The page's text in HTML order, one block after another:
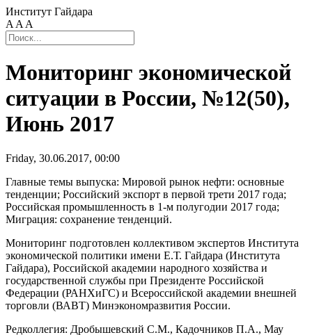
Институт Гайдара
A A A
Мониторинг экономической
ситуации в России, №12(50),
Июнь 2017
Friday, 30.06.2017, 00:00
Главные темы выпуска: Мировой рынок нефти: основные
тенденции; Российский экспорт в первой трети 2017 года;
Российская промышленность в 1-м полугодии 2017 года;
Миграция: сохранение тенденций.
Мониторинг подготовлен коллективом экспертов Института
экономической политики имени Е.Т. Гайдара (Института
Гайдара), Российской академии народного хозяйства и
государственной службы при Президенте Российской
Федерации (РАНХиГС) и Всероссийской академии внешней
торговли (ВАВТ) Минэкономразвития России.
Редколлегия: Дробышевский С.М., Кадочников П.А., Мау